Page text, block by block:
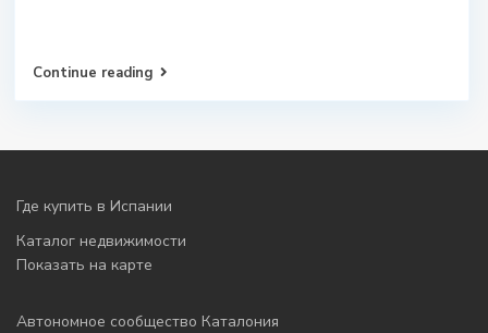
Continue reading
Где купить в Испании
Каталог недвижимости
Показать на карте
Автономное сообщество Каталония